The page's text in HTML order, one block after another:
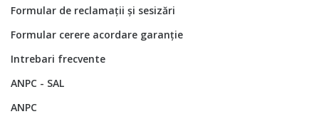
Formular de reclamații și sesizări
Formular cerere acordare garanție
Intrebari frecvente
ANPC - SAL
ANPC